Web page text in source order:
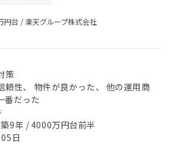
円台 /楽天グループ株式会社
策
頼性、 物件が良かった、 他の運用商
番だった
9年 / 4000万円台前半
日